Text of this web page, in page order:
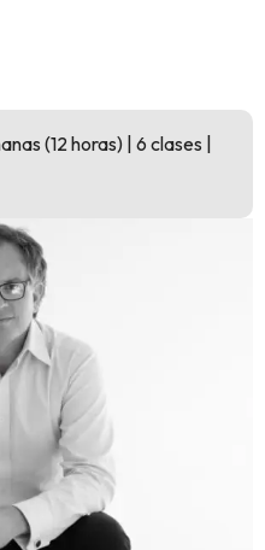
(12 horas) | 6 clases |